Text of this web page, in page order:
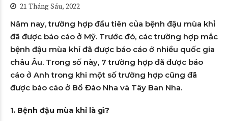
21 Tháng Sáu, 2022
Năm nay, trường hợp đầu tiên của bệnh đậu mùa khỉ
đã được báo cáo ở Mỹ. Trước đó, các trường hợp mắc
bệnh đậu mùa khỉ đã được báo cáo ở nhiều quốc gia
châu Âu. Trong số này, 7 trường hợp đã được báo
cáo ở Anh trong khi một số trường hợp cũng đã
được báo cáo ở Bồ Đào Nha và Tây Ban Nha.
1. Bệnh đậu mùa khỉ là gì?